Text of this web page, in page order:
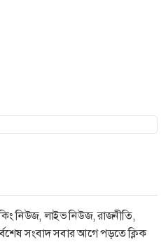
নিউজ, লাইভ নিউজ, রাজনীতি,
সংবাদ সবার আগে পড়তে ক্লিক